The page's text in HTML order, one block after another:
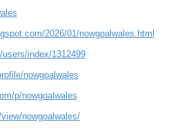
2026/01/nowgoalwales.html
index/1312499
nowgoalwales
p/nowgoalwales
nowgoalwales/